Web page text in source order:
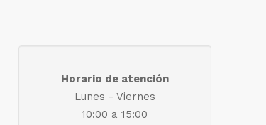
Horario de atención
Lunes - Viernes
10:00 a 15:00